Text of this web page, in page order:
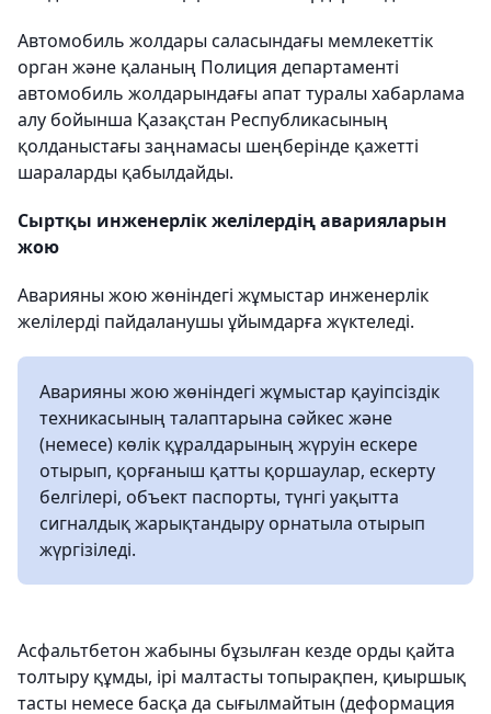
Автомобиль жолдары саласындағы мемлекеттік
орган және қаланың Полиция департаменті
автомобиль жолдарындағы апат туралы хабарлама
алу бойынша Қазақстан Республикасының
қолданыстағы заңнамасы шеңберінде қажетті
шараларды қабылдайды.
Сыртқы инженерлік желілердің аварияларын
жою
Аварияны жою жөніндегі жұмыстар инженерлік
желілерді пайдаланушы ұйымдарға жүктеледі.
Аварияны жою жөніндегі жұмыстар қауіпсіздік
техникасының талаптарына сәйкес және
(немесе) көлік құралдарының жүруін ескере
отырып, қорғаныш қатты қоршаулар, ескерту
белгілері, объект паспорты, түнгі уақытта
сигналдық жарықтандыру орнатыла отырып
жүргізіледі.
Асфальтбетон жабыны бұзылған кезде орды қайта
толтыру құмды, ірі малтасты топырақпен, қиыршық
тасты немесе басқа да сығылмайтын (деформация